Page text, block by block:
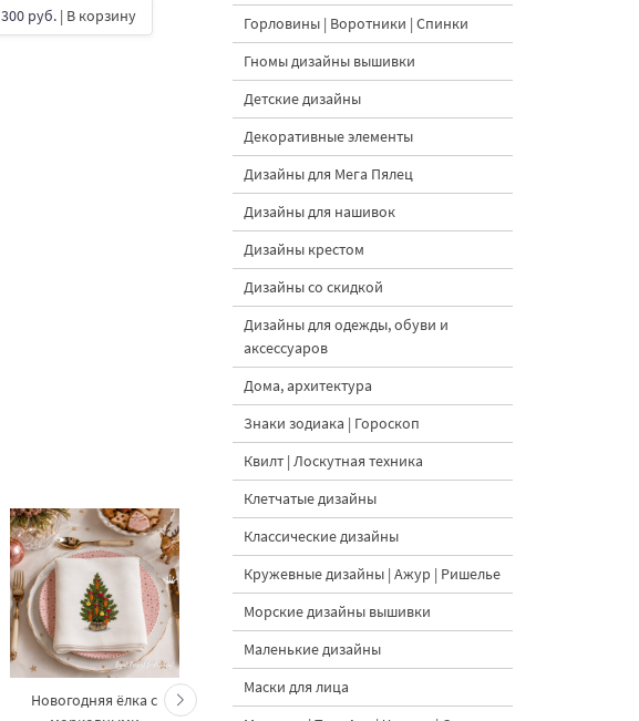
300 руб. | В корзину
Новогодняя ёлка с
Кролик украшает ёлку
Горловины | Воротники | Спинки
Гномы дизайны вышивки
Детские дизайны
Декоративные элементы
Дизайны для Мега Пялец
Дизайны для нашивок
Дизайны крестом
Дизайны со скидкой
Дизайны для одежды, обуви и
аксессуаров
Дома, архитектура
Знаки зодиака | Гороскоп
Квилт | Лоскутная техника
Клетчатые дизайны
Классические дизайны
Кружевные дизайны | Ажур | Ришелье
Морские дизайны вышивки
Маленькие дизайны
Маски для лица